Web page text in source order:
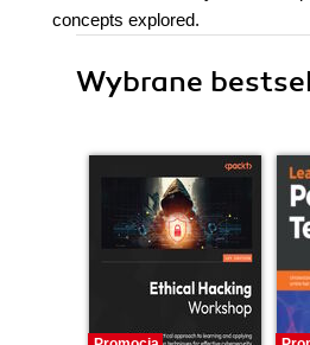
concepts explored.
Wybrane